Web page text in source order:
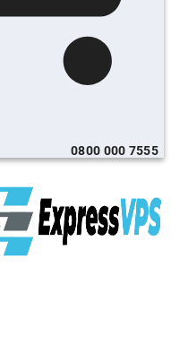
0800 000 7555